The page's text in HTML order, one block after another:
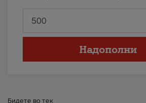
Надополни
Бидете во тек